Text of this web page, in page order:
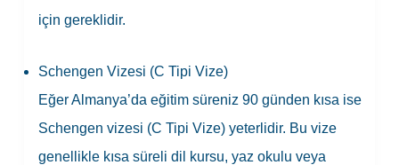
için gereklidir.
Schengen Vizesi (C Tipi Vize)
Eğer Almanya’da eğitim süreniz 90 günden kısa ise
Schengen vizesi (C Tipi Vize) yeterlidir. Bu vize
genellikle kısa süreli dil kursu, yaz okulu veya